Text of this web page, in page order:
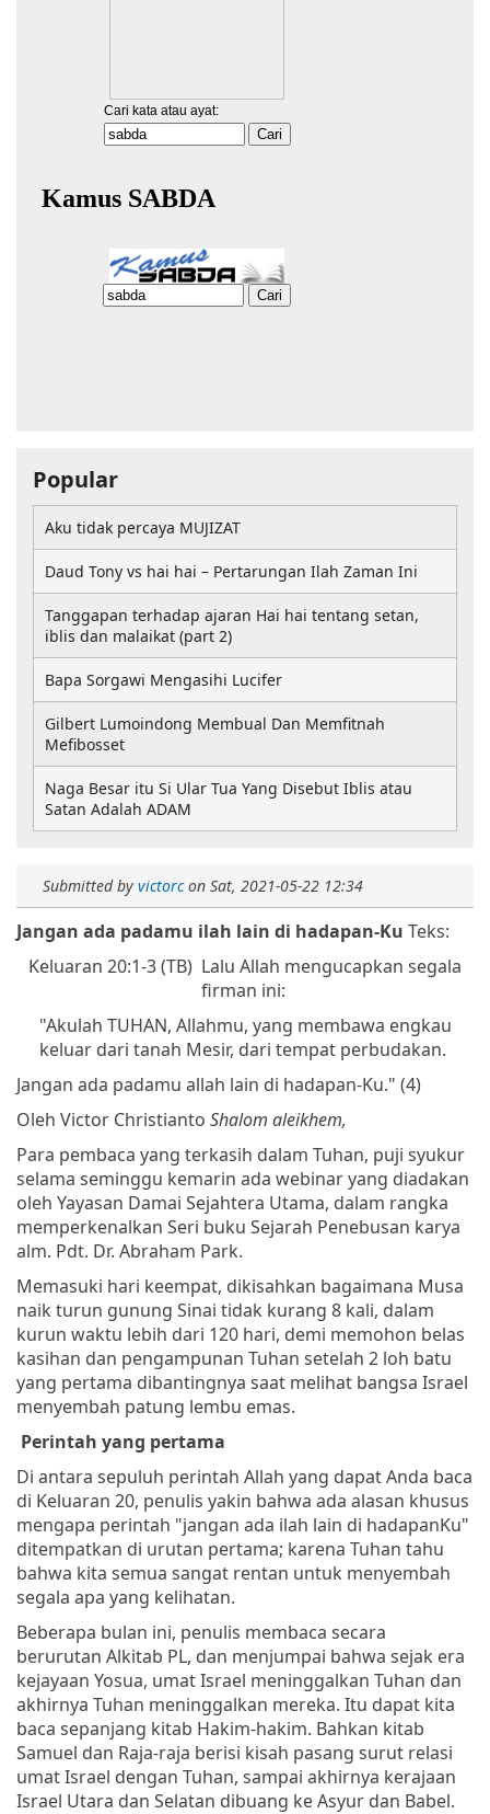
Submitted by victorcon Sat, 2021-05-22 12:34
Jangan ada padamu ilah lain di hadapan-Ku Teks:
Keluaran 20:1-3 (TB) Lalu Allah mengucapkan segala
firman ini:
"Akulah TUHAN, Allahmu, yang membawa engkau
keluar dari tanah Mesir, dari tempat perbudakan.
Jangan ada padamu allah lain di hadapan-Ku." (4)
Oleh Victor Christianto Shalom aleikhem,
Para pembaca yang terkasih dalam Tuhan, puji syukur
selama seminggu kemarin ada webinar yang diadakan
oleh Yayasan Damai Sejahtera Utama, dalam rangka
memperkenalkan Seri buku Sejarah Penebusan karya
alm. Pdt. Dr. Abraham Park.
Memasuki hari keempat, dikisahkan bagaimana Musa
naik turun gunung Sinai tidak kurang 8 kali, dalam
kurun waktu lebih dari 120 hari, demi memohon belas
kasihan dan pengampunan Tuhan setelah 2 loh batu
yang pertama dibantingnya saat melihat bangsa Israel
menyembah patung lembu emas.
Perintah yang pertama
Di antara sepuluh perintah Allah yang dapat Anda baca
di Keluaran 20, penulis yakin bahwa ada alasan khusus
mengapa perintah "jangan ada ilah lain di hadapanKu"
ditempatkan di urutan pertama; karena Tuhan tahu
bahwa kita semua sangat rentan untuk menyembah
segala apa yang kelihatan.
Beberapa bulan ini, penulis membaca secara
berurutan Alkitab PL, dan menjumpai bahwa sejak era
kejayaan Yosua, umat Israel meninggalkan Tuhan dan
akhirnya Tuhan meninggalkan mereka. Itu dapat kita
baca sepanjang kitab Hakim-hakim. Bahkan kitab
Samuel dan Raja-raja berisi kisah pasang surut relasi
umat Israel dengan Tuhan, sampai akhirnya kerajaan
Israel Utara dan Selatan dibuang ke Asyur dan Babel.
Popular
Aku tidak percaya MUJIZAT
Daud Tony vs hai hai – Pertarungan Ilah Zaman Ini
Tanggapan terhadap ajaran Hai hai tentang setan,
iblis dan malaikat (part 2)
Bapa Sorgawi Mengasihi Lucifer
Gilbert Lumoindong Membual Dan Memfitnah
Mefibosset
Naga Besar itu Si Ular Tua Yang Disebut Iblis atau
Satan Adalah ADAM